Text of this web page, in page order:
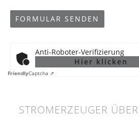
Anti-Roboter-Verifizierung
Hier klicken
FriendlyCaptcha ⇗
STROMERZEUGER